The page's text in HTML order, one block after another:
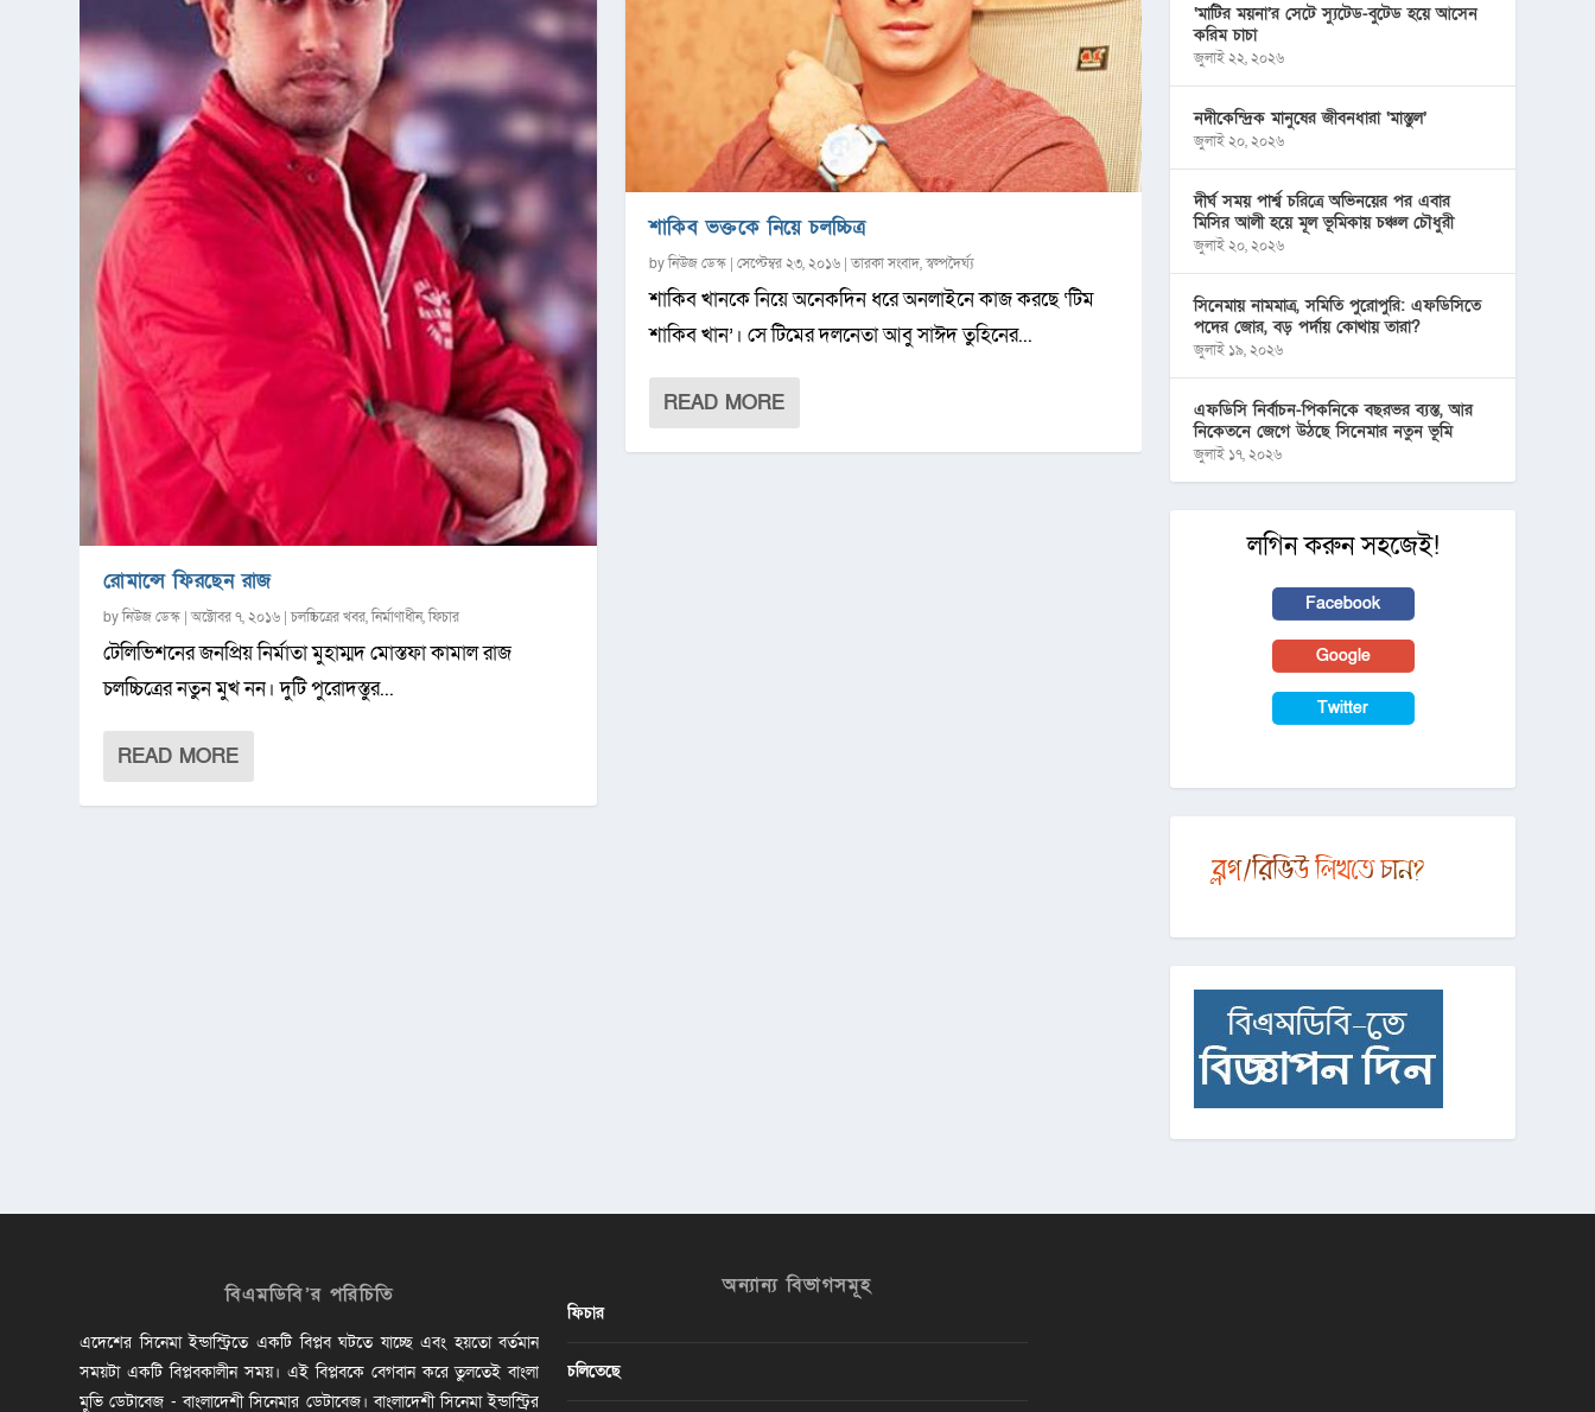
রোমান্সে ফিরছেন রাজ
byনিউজ ডেস্ক |অক্টোবর ৭, ২০১৬ |চলচ্চিত্রের খবর,নির্মাণাধীন,ফিচার
টেলিভিশনের জনপ্রিয় নির্মাতা মুহাম্মদ মোস্তফা কামাল রাজ
চলচ্চিত্রের নতুন মুখ নন। দুটি পুরোদস্তুর...
READ MORE
শাকিব ভক্তকে নিয়ে চলচ্চিত্র
byনিউজ ডেস্ক| সেপ্টেম্বর ২৩, ২০১৬|তারকা সংবাদ,স্বল্পদৈর্ঘ্য
শাকিব খানকে নিয়ে অনেকদিন ধরে অনলাইনে কাজ করছে ‘টিম
শাকিব খান’। সে টিমের দলনেতা আবু সাঈদ তুহিনের...
READ MORE
‘মাটির ময়না’র সেটে স্যুটেড-বুটেড হয়ে আসেন
করিম চাচা
জুলাই ২২, ২০২৬
নদীকেন্দ্রিক মানুষের জীবনধারা ‘মাস্তুল’
জুলাই ২০, ২০২৬
দীর্ঘ সময় পার্শ্ব চরিত্রে অভিনয়ের পর এবার
মিসির আলী হয়ে মূল ভূমিকায় চঞ্চল চৌধুরী
জুলাই ২০, ২০২৬
সিনেমায় নামমাত্র, সমিতি পুরোপুরি: এফডিসিতে
পদের জোর, বড় পর্দায় কোথায় তারা?
জুলাই ১৯, ২০২৬
এফডিসি নির্বাচন-পিকনিকে বছরভর ব্যস্ত, আর
নিকেতনে জেগে উঠছে সিনেমার নতুন ভূমি
জুলাই ১৭, ২০২৬
লগিন করুন সহজেই!
Facebook
Google
Twitter
বিএমডিবি’র পরিচিতি
এদেশের সিনেমা ইন্ডাস্ট্রিতে একটি বিপ্লব ঘটতে যাচ্ছে এবং হয়তো বর্তমান
সময়টা একটি বিপ্লবকালীন সময়। এই বিপ্লবকে বেগবান করে তুলতেই বাংলা
মুভি ডেটাবেজ - বাংলাদেশী সিনেমার ডেটাবেজ। বাংলাদেশী সিনেমা ইন্ডাস্ট্রির
অন্যান্য বিভাগসমূহ
ফিচার
চলিতেছে